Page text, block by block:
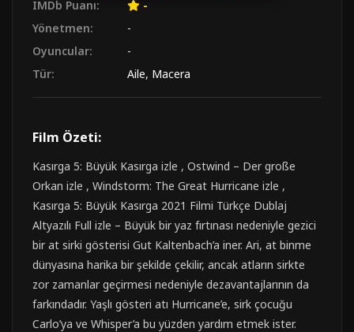
IMDb Puanı:
-
Yönetmen:
-
Oyuncular:
-
Tür:
Aile, Macera
Film Özeti:
Kasırga 5: Büyük Kasırga izle , Ostwind – Der große
Orkan izle , Windstorm: The Great Hurricane izle ,
Kasırga 5: Büyük Kasırga 2021 Filmi Türkçe Dublaj
Altyazılı Full izle – Büyük bir yaz fırtınası nedeniyle gezici
bir at sirki gösterisi Gut Kaltenbach’a iner. Ari, at binme
dünyasına harika bir şekilde çekilir, ancak atların sirkte
zor zamanlar geçirmesi nedeniyle dezavantajlarının da
farkındadır. Yaşlı gösteri atı Hurricane’e, sirk çocuğu
Carlo’ya ve Whisper’a bu yüzden yardım etmek ister.